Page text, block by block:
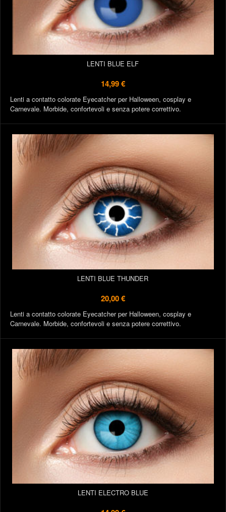
LENTI BLUE ELF
14,99 €
Lenti a contatto colorate Eyecatcher per Halloween, cosplay e
Carnevale. Morbide, confortevoli e senza potere correttivo.
LENTI BLUE THUNDER
20,00 €
Lenti a contatto colorate Eyecatcher per Halloween, cosplay e
Carnevale. Morbide, confortevoli e senza potere correttivo.
LENTI ELECTRO BLUE